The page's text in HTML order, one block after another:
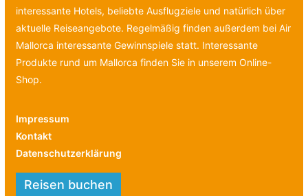
interessante Hotels, beliebte Ausflugziele und natürlich über
aktuelle Reiseangebote. Regelmäßig finden außerdem bei Air
Mallorca interessante Gewinnspiele statt. Interessante
Produkte rund um Mallorca finden Sie in unserem Online-
Shop.
Impressum
Kontakt
Datenschutzerklärung
Reisen buchen